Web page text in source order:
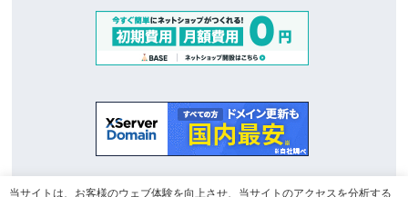
当サイトは、お客様のウェブ体験を向上させ、当サイトのアクセスを分析する